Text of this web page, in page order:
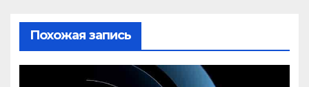
ni
ki
Похожая запись